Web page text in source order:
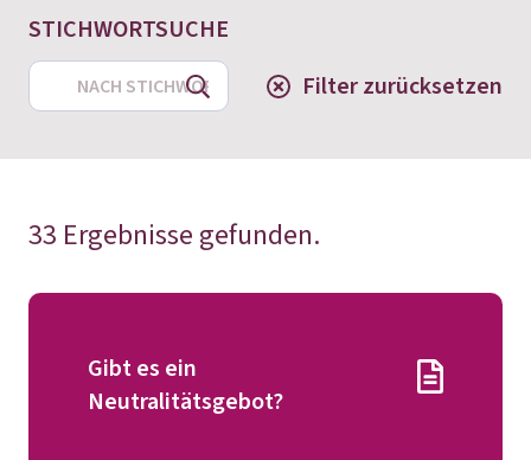
STICHWORTSUCHE
Search Filter zurücksetzen
33 Ergebnisse gefunden.
Gibt es ein
Neutralitätsgebot?